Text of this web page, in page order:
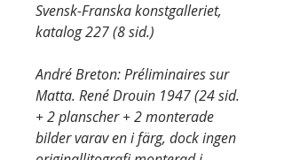
Svensk-Franska konstgalleriet,
katalog 227 (8 sid.)
André Breton: Préliminaires sur
Matta. René Drouin 1947 (24 sid.
+ 2 planscher + 2 monterade
bilder varav en i färg, dock ingen